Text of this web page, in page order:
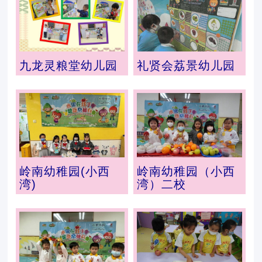
九龙灵粮堂幼儿园 礼贤会荔景幼儿园
岭南幼稚园(小西
湾)
岭南幼稚园（小西
湾）二校